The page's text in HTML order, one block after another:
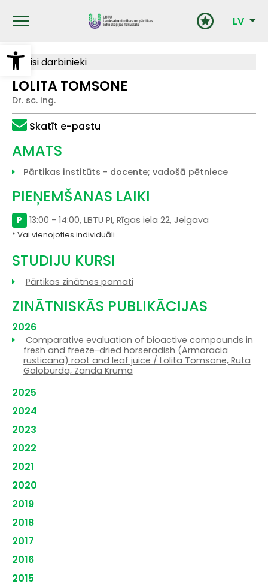
Open toolbar
galveno LV
Visi darbinieki
LOLITA TOMSONE
Dr. sc. ing.
Skatīt e-pastu
AMATS
Pārtikas institūts - docente; vadošā pētniece
PIEŅEMŠANAS LAIKI
P 13:00 - 14:00, LBTU PI, Rīgas iela 22, Jelgava
Vai vienojoties individuāli.
STUDIJU KURSI
Pārtikas zinātnes pamati
ZINĀTNISKĀS PUBLIKĀCIJAS
2026
Comparative evaluation of bioactive compounds in
fresh and freeze-dried horseradish (Armoracia
rusticana) root and leaf juice / Lolita Tomsone, Ruta
Galoburda, Zanda Kruma
2025
2024
2023
2022
2021
2020
2019
2018
2017
2016
2015